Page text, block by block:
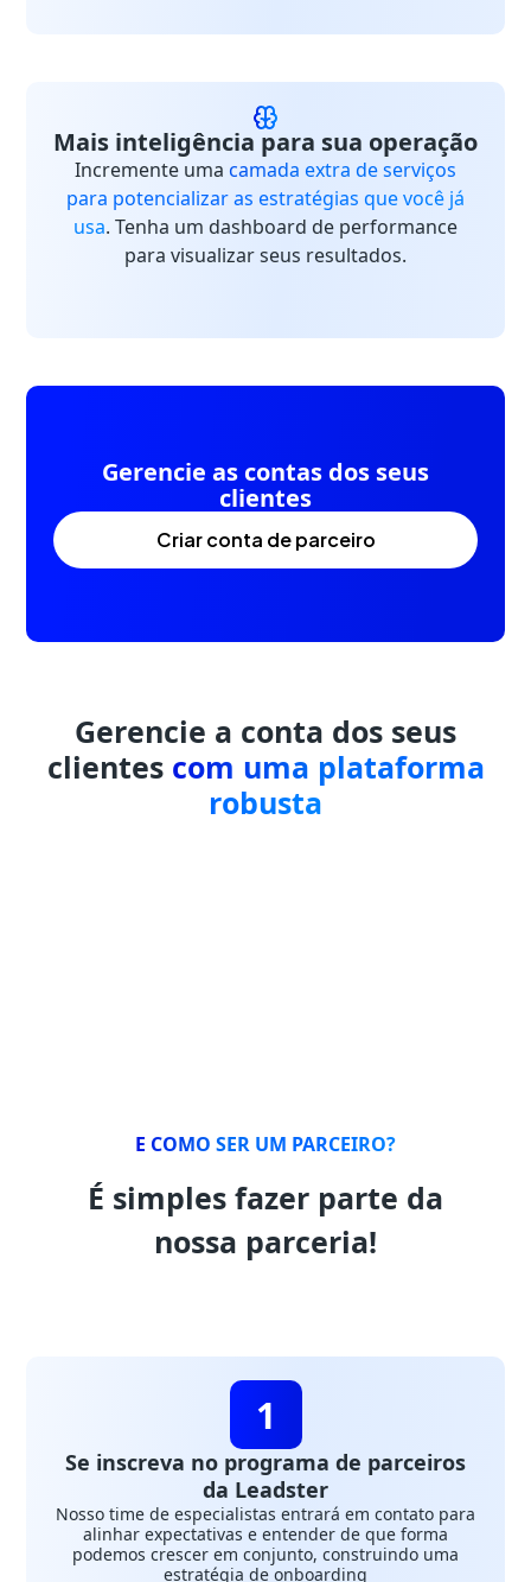
Mais inteligência para sua operação
Incremente uma camada extra de serviços
para potencializar as estratégias que você já
usa. Tenha um dashboard de performance
para visualizar seus resultados.
Gerencie as contas dos seus
clientes
criar conta de parceiro
Gerencie a conta dos seus
clientes com uma plataforma
robusta
E COMO SER UM PARCEIRO?
É simples fazer parte da
nossa parceria!
1
Se inscreva no programa de parceiros
da Leadster
Nosso time de especialistas entrará em contato para
alinhar expectativas e entender de que forma
podemos crescer em conjunto, construindo uma
estratégia de onboarding